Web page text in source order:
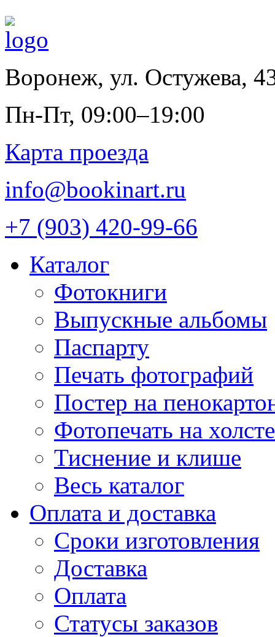
Воронеж, ул. Остужева,
Пн-Пт, 09:00–19:00
Карта проезда
info@bookinart.ru
+7 (903) 420-99-66
Каталог
Фотокниги
Выпускные альбомы
Паспарту
Печать фотографий
Постер на
Фотопечать на холсте
Тиснение и клише
Весь каталог
Оплата и доставка
Сроки изготовления
Доставка
Оплата
Статусы заказов